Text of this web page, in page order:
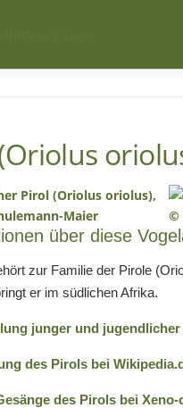
über diese
zur Familie der Pirole
er im südlichen Afrika.
junger und
des Pirols bei
des Pirols bei